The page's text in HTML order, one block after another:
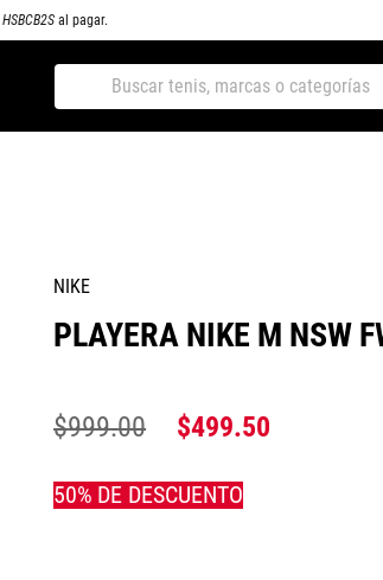
HSBCB2Sal pagar.
Buscar tenis, marcas o categorías
NIKE
PLAYERA NIKE M NSW
$499.50
$999.00